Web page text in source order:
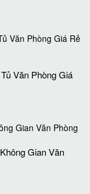
Văn Phòng Giá
Gian Văn